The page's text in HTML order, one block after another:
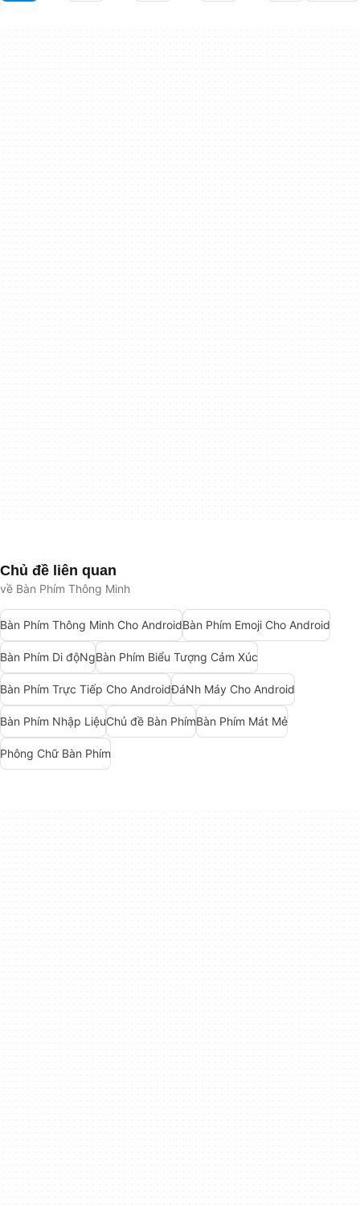
Chủ đề liên quan
về Bàn Phím Thông Minh
Bàn Phím Thông Minh Cho AndroidBàn Phím Emoji Cho Android
Bàn Phím Di độNgBàn Phím Biểu Tượng Cảm Xúc
Bàn Phím Trực Tiếp Cho AndroidĐáNh Máy Cho Android
Bàn Phím Nhập LiệuChủ đề Bàn PhímBàn Phím Mát Mẻ
Phông Chữ Bàn Phím